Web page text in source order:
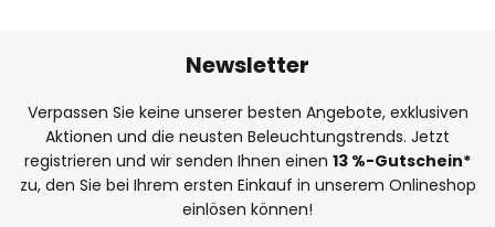
Newsletter
Verpassen Sie keine unserer besten Angebote, exklusiven
Aktionen und die neusten Beleuchtungstrends. Jetzt
registrieren und wir senden Ihnen einen 13 %-Gutschein*
zu, den Sie bei Ihrem ersten Einkauf in unserem Onlineshop
einlösen können!